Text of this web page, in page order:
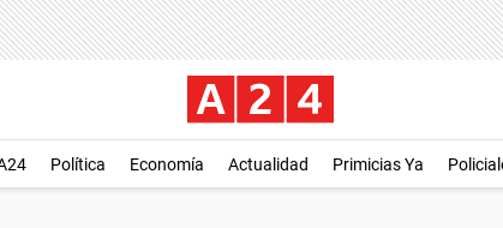
Política Economía Actualidad Primicias Ya